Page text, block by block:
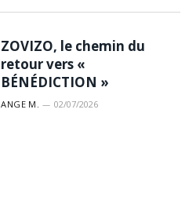
ZOVIZO, le chemin du
retour vers «
BÉNÉDICTION »
ANGE M. 02/07/2026